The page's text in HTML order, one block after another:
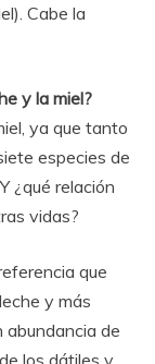
Cabe la
y la miel?
ya que tanto
especies de
¿qué relación
vidas?
que
y más
abundancia de